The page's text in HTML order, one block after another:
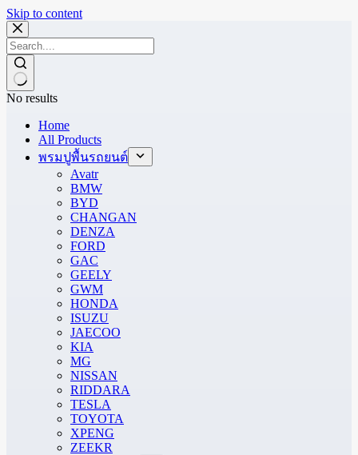
Skip to content
No results
Home
All Products
พรมปูพื้นรถยนต์
Avatr
BMW
BYD
CHANGAN
DENZA
FORD
GAC
GEELY
GWM
HONDA
ISUZU
JAECOO
KIA
MG
NISSAN
RIDDARA
TESLA
TOYOTA
XPENG
ZEEKR